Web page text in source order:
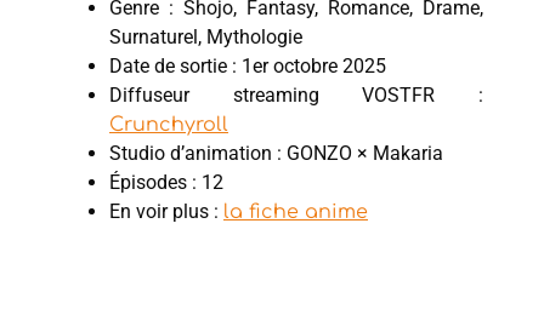
Genre : Shojo, Fantasy, Romance, Drame,
Surnaturel, Mythologie
Date de sortie : 1er octobre 2025
Diffuseur streaming VOSTFR :
Crunchyroll
Studio d’animation : GONZO × Makaria
Épisodes : 12
En voir plus : la fiche anime